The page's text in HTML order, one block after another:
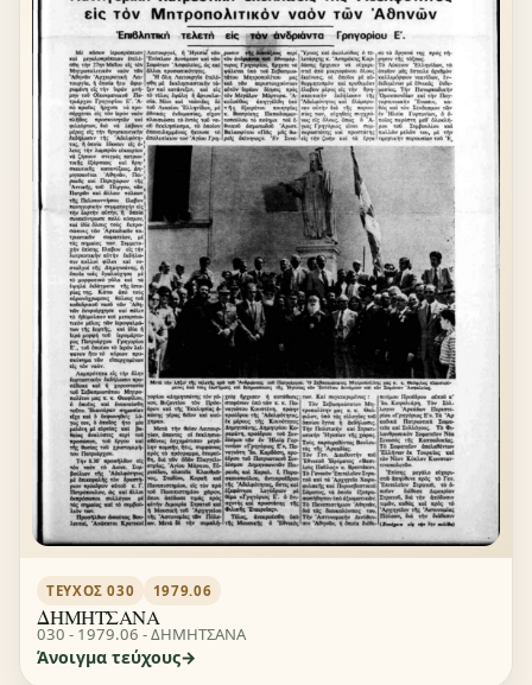
ΤΕΎΧΟΣ 030 1979.06
ΔΗΜΗΤΣΑΝΑ
030 - 1979.06 - ΔΗΜΗΤΣΑΝΑ
Άνοιγμα τεύχους